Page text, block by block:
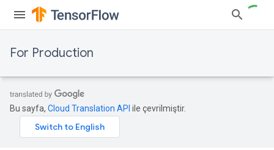
For Production
Bu sayfa, Cloud Translation API ile çevrilmiştir.